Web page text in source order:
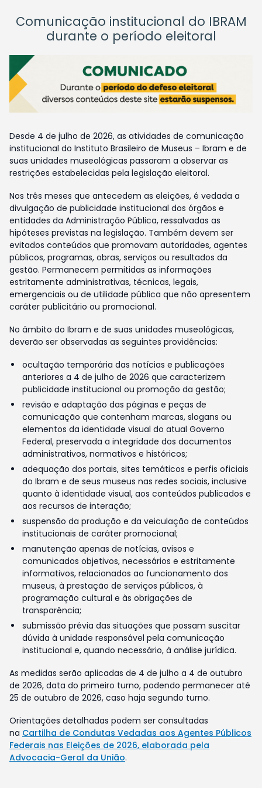
Comunicação institucional do IBRAM
durante o período eleitoral
Desde 4 de julho de 2026, as atividades de comunicação
institucional do Instituto Brasileiro de Museus – Ibram e de
suas unidades museológicas passaram a observar as
restrições estabelecidas pela legislação eleitoral.
Nos três meses que antecedem as eleições, é vedada a
divulgação de publicidade institucional dos órgãos e
entidades da Administração Pública, ressalvadas as
hipóteses previstas na legislação. Também devem ser
evitados conteúdos que promovam autoridades, agentes
públicos, programas, obras, serviços ou resultados da
gestão. Permanecem permitidas as informações
estritamente administrativas, técnicas, legais,
emergenciais ou de utilidade pública que não apresentem
caráter publicitário ou promocional.
No âmbito do Ibram e de suas unidades museológicas,
deverão ser observadas as seguintes providências:
ocultação temporária das notícias e publicações
anteriores a 4 de julho de 2026 que caracterizem
publicidade institucional ou promoção da gestão;
revisão e adaptação das páginas e peças de
comunicação que contenham marcas, slogans ou
elementos da identidade visual do atual Governo
Federal, preservada a integridade dos documentos
administrativos, normativos e históricos;
adequação dos portais, sites temáticos e perfis oficiais
do Ibram e de seus museus nas redes sociais, inclusive
quanto à identidade visual, aos conteúdos publicados e
aos recursos de interação;
suspensão da produção e da veiculação de conteúdos
institucionais de caráter promocional;
manutenção apenas de notícias, avisos e
comunicados objetivos, necessários e estritamente
informativos, relacionados ao funcionamento dos
museus, à prestação de serviços públicos, à
programação cultural e às obrigações de
transparência;
submissão prévia das situações que possam suscitar
dúvida à unidade responsável pela comunicação
institucional e, quando necessário, à análise jurídica.
As medidas serão aplicadas de 4 de julho a 4 de outubro
de 2026, data do primeiro turno, podendo permanecer até
25 de outubro de 2026, caso haja segundo turno.
Orientações detalhadas podem ser consultadas
na Cartilha de Condutas Vedadas aos Agentes Públicos
Federais nas Eleições de 2026, elaborada pela
Advocacia-Geral da União.